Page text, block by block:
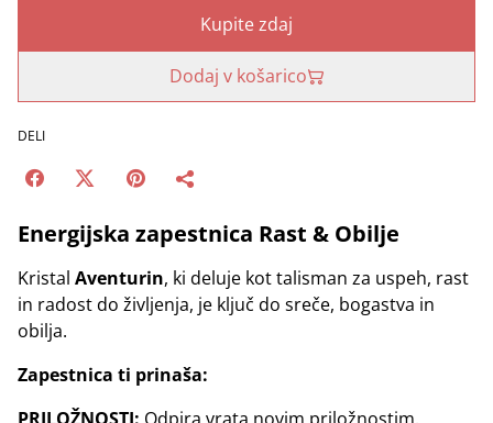
Kupite zdaj
Dodaj v košarico
DELI
Energijska zapestnica Rast & Obilje
Kristal Aventurin, ki deluje kot talisman za uspeh, rast
in radost do življenja, je ključ do sreče, bogastva in
obilja.
Zapestnica ti prinaša: